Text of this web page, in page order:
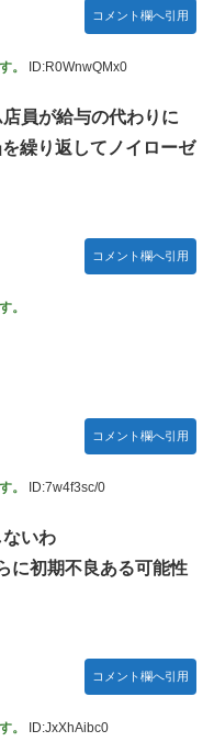
コメント欄へ引用
。 ID:R0WnwQMx0
員が給与の代わりに
繰り返してノイローゼ
コメント欄へ引用
。
コメント欄へ引用
。 ID:7w4f3sc/0
いわ
に初期不良ある可能性
コメント欄へ引用
。 ID:JxXhAibc0